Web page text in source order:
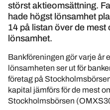
störst aktieomsättning.
hade högst lönsamhet
14 på listan över de
lönsamhet.
Bankföreningen gör varje år
lönsamheten ser ut för
företag på
kapital jämförs för de mest
Stockholmsbörsen